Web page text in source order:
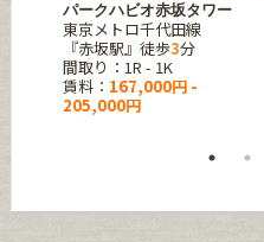
パークハビオ赤坂タワー
東京メトロ千代田線
『赤坂駅』徒歩3分
間取り：1R - 1K
賃料： 167,000円 -
205,000円